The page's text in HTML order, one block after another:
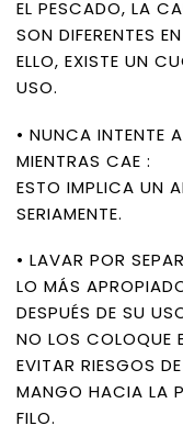
EL PESCADO, LA
SON DIFERENTES
ELLO, EXISTE UN
USO.
• NUNCA INTENTE
MIENTRAS CAE :
ESTO IMPLICA UN
SERIAMENTE.
• LAVAR POR
LO MÁS
DESPUÉS DE SU
NO LOS COLOQUE
EVITAR RIESGOS
MANGO HACIA LA
FILO.